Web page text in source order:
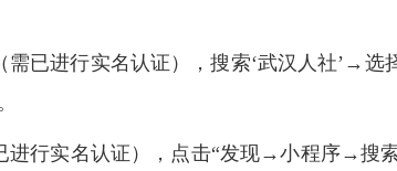
需已进行实名认证），搜索‘武汉人社’→
进行实名认证），点击“发现→小程序→搜